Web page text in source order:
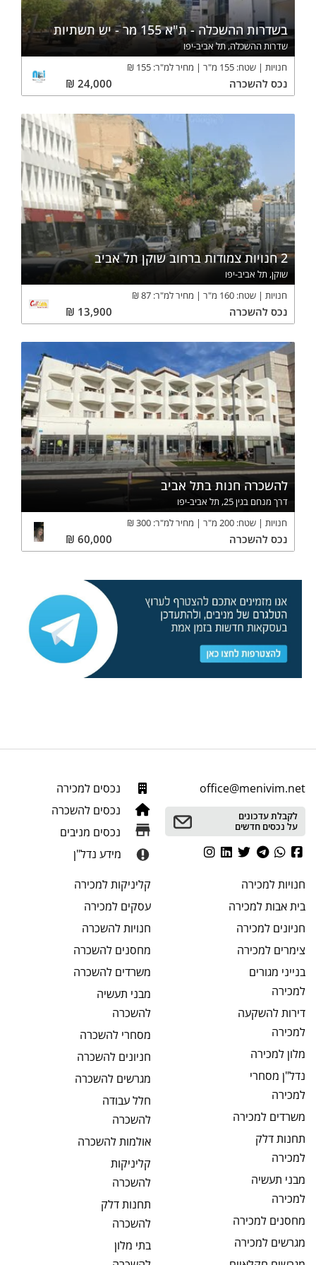
בשדרות ההשכלה - ת"א 155 מר - יש תשתיות
שדרות ההשכלה, תל אביב-יפו
חנויות
שטח: 155 מ"ר מחיר למ"ר: 155
₪
נכס להשכרה 24,000
₪
2 חנויות צמודות ברחוב שוקן תל אביב
שוקן, תל אביב-יפו
חנויות
שטח: 160 מ"ר מחיר למ"ר: 87
₪
נכס להשכרה 13,900
₪
להשכרה חנות בתל אביב
דרך מנחם בגין 25, תל אביב-יפו
חנויות
שטח: 200 מ"ר מחיר למ"ר: 300
₪
נכס להשכרה 60,000
₪
office@menivim.net
לקבלת עדכונים
על נכסים חדשים
נכסים למכירה
נכסים להשכרה
נכסים מניבים
מידע נדל"ן
חנויותלמכירה
בית אבותלמכירה
חניונים למכירה
צימרים למכירה
בנייני מגורים
למכירה
דירות להשקעה
למכירה
מלון למכירה
נדל"ן מסחרי
למכירה
משרדים למכירה
תחנות דלק
למכירה
מבני תעשיה
למכירה
מחסנים למכירה
מגרשים למכירה
קליניקותלמכירה
עסקים למכירה
חנויותלהשכרה
מחסנים להשכרה
משרדים להשכרה
מבני תעשיה
להשכרה
מסחרי להשכרה
חניונים להשכרה
מגרשים להשכרה
חלל עבודה
להשכרה
אולמותלהשכרה
קליניקות
להשכרה
תחנות דלק
להשכרה
בתי מלון